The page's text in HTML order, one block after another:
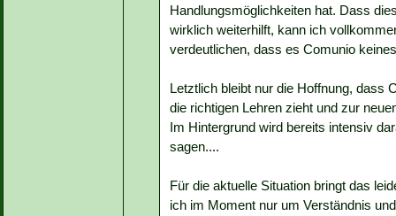
Handlungsmöglichkeiten hat. Dass
wirklich weiterhilft, kann ich
verdeutlichen, dass es Comunio
Letztlich bleibt nur die Hoffnung, dass
die richtigen Lehren zieht und zur
Im Hintergrund wird bereits intensiv
sagen....
Für die aktuelle Situation bringt das
ich im Moment nur um Verständnis